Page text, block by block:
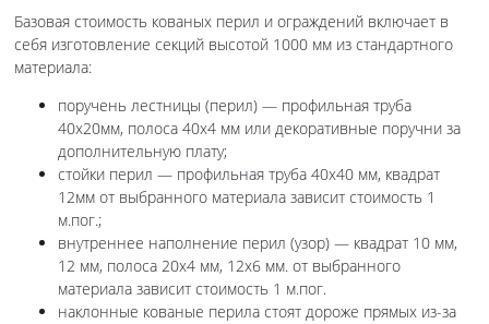
Базовая стоимость кованых перил и ограждений включает в
себя изготовление секций высотой 1000 мм из стандартного
материала:
поручень лестницы (перил) — профильная труба
40х20мм, полоса 40х4 мм или декоративные поручни за
дополнительную плату;
стойки перил — профильная труба 40х40 мм, квадрат
12мм от выбранного материала зависит стоимость 1
м.пог.;
внутреннее наполнение перил (узор) — квадрат 10 мм,
12 мм, полоса 20х4 мм, 12х6 мм. от выбранного
материала зависит стоимость 1 м.пог.
наклонные кованые перила стоят дороже прямых из-за